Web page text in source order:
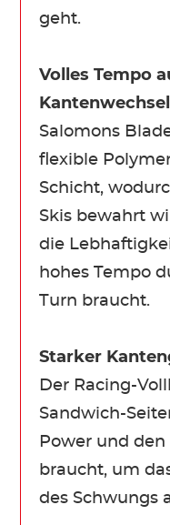
geht.
Volles Tempo
Kantenwechsel
Salomons
flexible
Schicht,
Skis bewahrt
die
hohes Tempo
Turn braucht.
Starker
Der Racing-
Sandwich-
Power und
braucht, um
des Schwungs